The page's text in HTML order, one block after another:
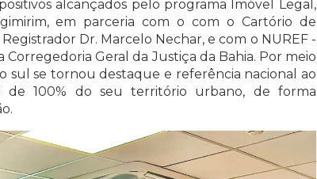
alcançados pelo programa Imóvel Legal,
em parceria com o com o Cartório de
Dr. Marcelo Nechar, e com o NUREF -
Geral da Justiça da Bahia. Por meio
sul se tornou destaque e referência nacional ao
de 100% do seu território urbano, de forma